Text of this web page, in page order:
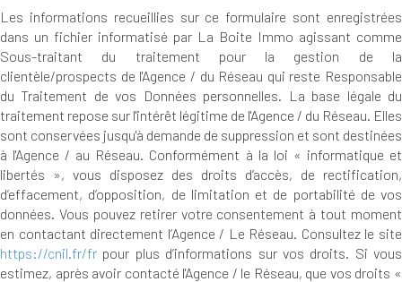
Les informations recueillies sur ce formulaire sont enregistrées
dans un fichier informatisé par La Boite Immo agissant comme
Sous-traitant du traitement pour la gestion de la
clientèle/prospects de l'Agence / du Réseau qui reste Responsable
du Traitement de vos Données personnelles. La base légale du
traitement repose sur l'intérêt légitime de l'Agence / du Réseau. Elles
sont conservées jusqu'à demande de suppression et sont destinées
à l'Agence / au Réseau. Conformément à la loi « informatique et
libertés », vous disposez des droits d’accès, de rectification,
d’effacement, d’opposition, de limitation et de portabilité de vos
données. Vous pouvez retirer votre consentement à tout moment
en contactant directement l’Agence / Le Réseau. Consultez le site
https://cnil.fr/fr pour plus d’informations sur vos droits. Si vous
estimez, après avoir contacté l'Agence / le Réseau, que vos droits «